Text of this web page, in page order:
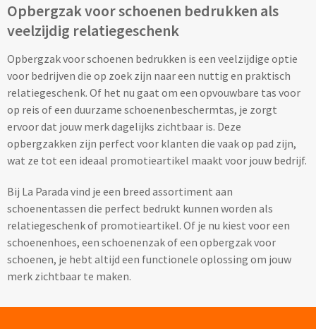
Stormparaplu's bedrukken
Opvouwbare paraplu's bedrukken
Golfparaplu's bedrukken
Kinderparaplu's bedrukken
Poncho's & Regenjassen
Poncho's bedrukken
Regenjassen bedrukken
Custom made
Opbergzak voor schoenen bedrukken als
veelzijdig relatiegeschenk
Opbergzak voor schoenen bedrukken is een veelzijdige optie
voor bedrijven die op zoek zijn naar een nuttig en praktisch
relatiegeschenk. Of het nu gaat om een opvouwbare tas voor
op reis of een duurzame schoenenbeschermtas, je zorgt
ervoor dat jouw merk dagelijks zichtbaar is. Deze
opbergzakken zijn perfect voor klanten die vaak op pad zijn,
wat ze tot een ideaal promotieartikel maakt voor jouw bedrijf.
Bij La Parada vind je een breed assortiment aan
schoenentassen die perfect bedrukt kunnen worden als
relatiegeschenk of promotieartikel. Of je nu kiest voor een
schoenenhoes, een schoenenzak of een opbergzak voor
schoenen, je hebt altijd een functionele oplossing om jouw
merk zichtbaar te maken.